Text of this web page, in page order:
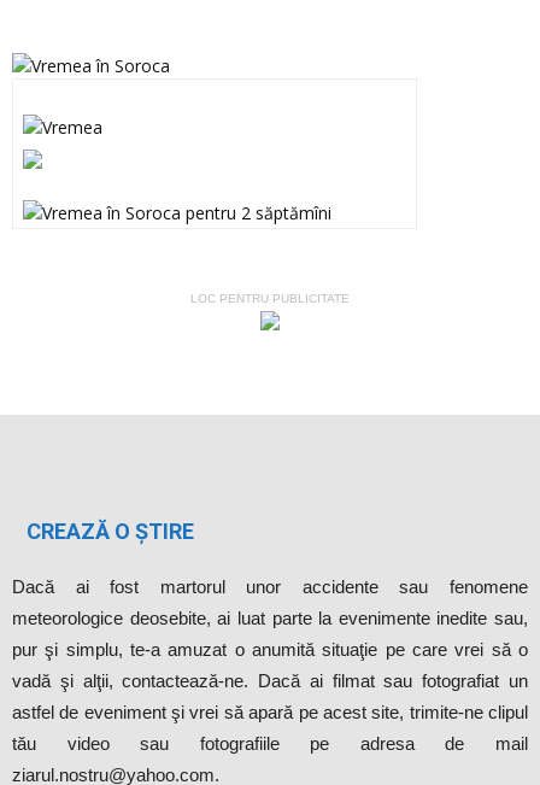
LOC PENTRU PUBLICITATE
CREAZĂ O ȘTIRE
Dacă ai fost martorul unor accidente sau fenomene
meteorologice deosebite, ai luat parte la evenimente inedite sau,
pur şi simplu, te-a amuzat o anumită situaţie pe care vrei să o
vadă şi alţii, contactează-ne. Dacă ai filmat sau fotografiat un
astfel de eveniment şi vrei să apară pe acest site, trimite-ne clipul
tău video sau fotografiile pe adresa de mail
ziarul.nostru@yahoo.com.